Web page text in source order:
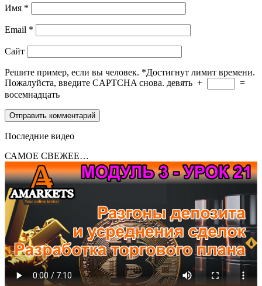
Имя *
Email *
Сайт
Решите пример, если вы человек. *Достигнут лимит времени.
Пожалуйста, введите CAPTCHA снова. девять +
=
восемнадцать
Последние видео
САМОЕ СВЕЖЕЕ…